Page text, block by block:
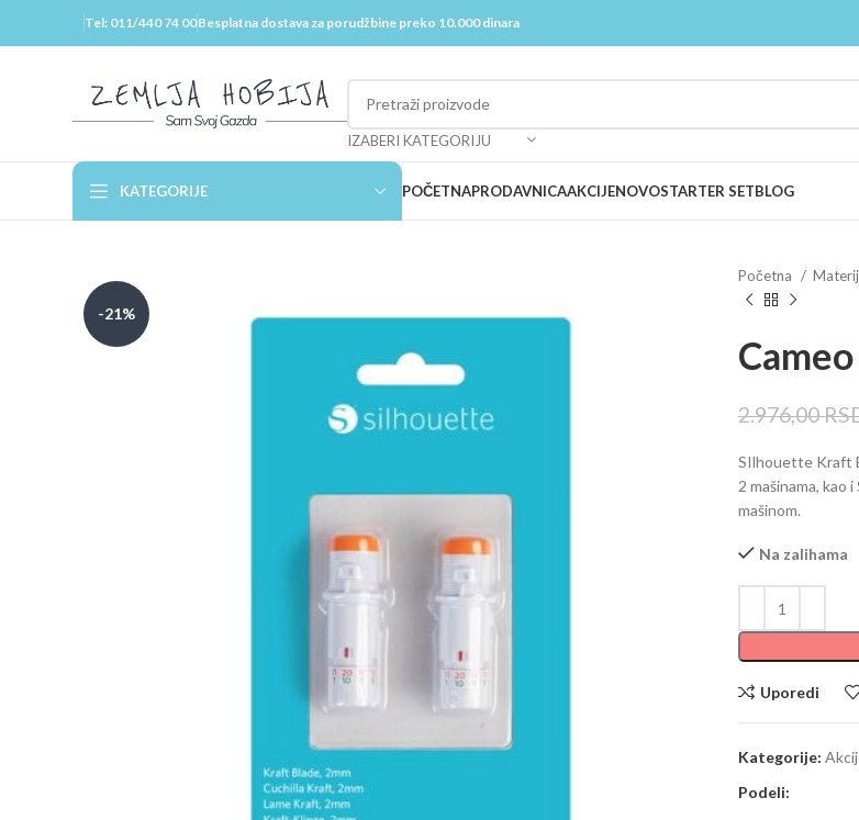
Tel: 011/440 74 00Besplatna dostava za porudžbine preko 10.000 dinara
IZABERI KATEGORIJU
KATEGORIJE POČETNAPRODAVNICAAKCIJENOVOSTARTER SETBLOG
-21%
Početna
2.976,00
SIlhouette Kraft
2 mašinama, kao
mašinom.
Na zalihama
Uporedi
Kategorije:
Podeli: